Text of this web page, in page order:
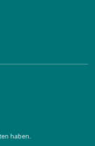
Uhr
haben.